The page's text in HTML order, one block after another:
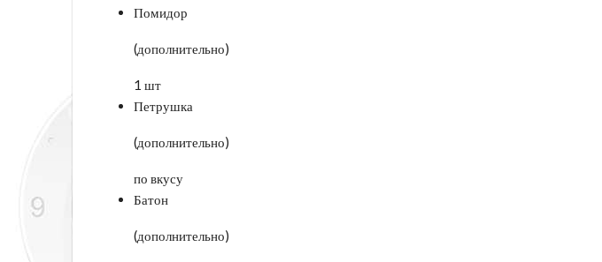
Помидор
(дополнительно)
1 шт
Петрушка
(дополнительно)
по вкусу
Батон
(дополнительно)